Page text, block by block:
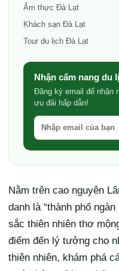
Ẩm thực Đà Lạt
Khách sạn Đà Lạt
Tour du lịch Đà Lạt
Nhận cẩm nang du
Đăng ký email để nhận
ưu đãi hấp dẫn!
Nằm trên cao nguyên
danh là “thành phố
sắc thiên nhiên thơ
điểm đến lý tưởng cho
thiên nhiên, khám phá